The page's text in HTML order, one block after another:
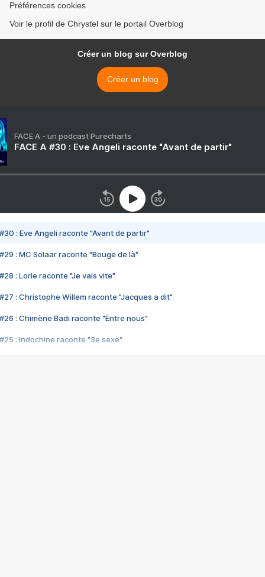
Préférences cookies
Voir le profil de Chrystel sur le portail Overblog
Créer un blog sur Overblog
Créer un blog
FACE A - un podcast Purecharts
FACE A #30 : Eve Angeli raconte "Avant de partir"
#30 : Eve Angeli raconte "Avant de partir"
#29 : MC Solaar raconte "Bouge de là"
#28 : Lorie raconte "Je vais vite"
#27 : Christophe Willem raconte "Jacques a dit"
#26 : Chimène Badi raconte "Entre nous"
#25 : Indochine raconte "3e sexe"